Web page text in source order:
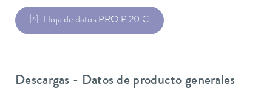
Hoja de datos PRO P 20 C
Descargas - Datos de producto generales